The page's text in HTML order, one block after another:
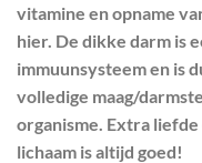
vitamine en opname
hier. De dikke darm is
immuunsysteem en is
volledige maag/
organisme. Extra
lichaam is altijd goed!